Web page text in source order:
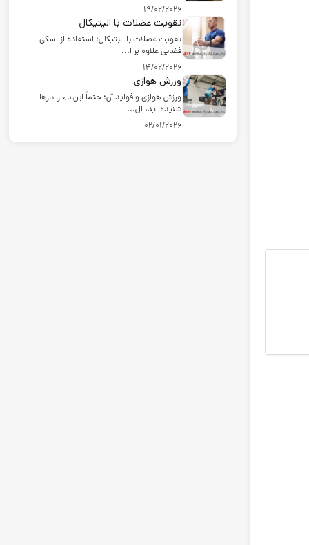
19/02/2026
تقویت عضلات با الپتیکال
تقویت عضلات با الپتیکال؛ استفاده از اسکی
فضایی علاوه بر ا...
14/02/2026
ورزش هوازی
ورزش هوازی و فواید آن؛ حتماً این نام را بارها
شنیده اید، ال...
02/01/2026